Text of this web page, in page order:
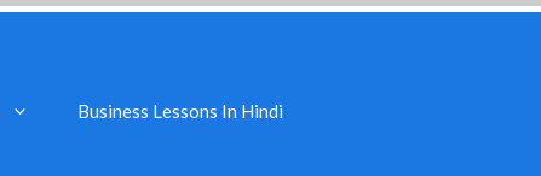
Business Lessons In Hindi